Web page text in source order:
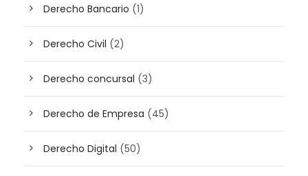
Derecho Bancario (1)
Derecho Civil (2)
Derecho concursal (3)
Derecho de Empresa (45)
Derecho Digital (50)